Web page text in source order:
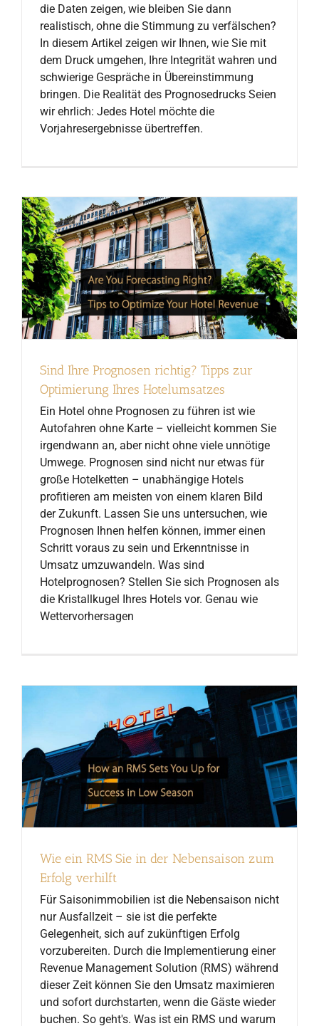
die Daten zeigen, wie bleiben Sie dann
realistisch, ohne die Stimmung zu verfälschen?
In diesem Artikel zeigen wir Ihnen, wie Sie mit
dem Druck umgehen, Ihre Integrität wahren und
schwierige Gespräche in Übereinstimmung
bringen. Die Realität des Prognosedrucks Seien
wir ehrlich: Jedes Hotel möchte die
Vorjahresergebnisse übertreffen.
Sind Ihre Prognosen richtig? Tipps zur
Optimierung Ihres Hotelumsatzes
Ein Hotel ohne Prognosen zu führen ist wie
Autofahren ohne Karte – vielleicht kommen Sie
irgendwann an, aber nicht ohne viele unnötige
Umwege. Prognosen sind nicht nur etwas für
große Hotelketten – unabhängige Hotels
profitieren am meisten von einem klaren Bild
der Zukunft. Lassen Sie uns untersuchen, wie
Prognosen Ihnen helfen können, immer einen
Schritt voraus zu sein und Erkenntnisse in
Umsatz umzuwandeln. Was sind
Hotelprognosen? Stellen Sie sich Prognosen als
die Kristallkugel Ihres Hotels vor. Genau wie
Wettervorhersagen
Wie ein RMS Sie in der Nebensaison zum
Erfolg verhilft
Für Saisonimmobilien ist die Nebensaison nicht
nur Ausfallzeit – sie ist die perfekte
Gelegenheit, sich auf zukünftigen Erfolg
vorzubereiten. Durch die Implementierung einer
Revenue Management Solution (RMS) während
dieser Zeit können Sie den Umsatz maximieren
und sofort durchstarten, wenn die Gäste wieder
buchen. So geht's. Was ist ein RMS und warum